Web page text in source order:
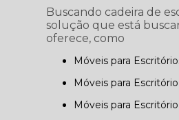
Buscando cadeira de
solução que está
oferece, como
Móveis para
Móveis para Escritório
Móveis para